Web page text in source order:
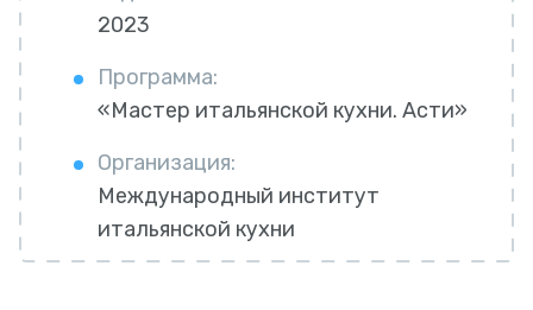
2023
Программа:
«Мастер итальянской кухни. Асти»
Организация:
Международный институт
итальянской кухни